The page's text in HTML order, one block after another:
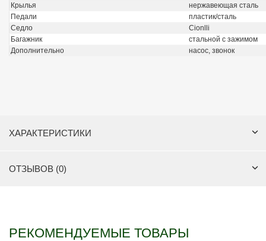
Крылья
нержавеющая сталь
Педали
пластик/сталь
Седло
Cionlli
Багажник
стальной с зажимом
Дополнительно
насос, звонок
ХАРАКТЕРИСТИКИ
ОТЗЫВОВ (0)
РЕКОМЕНДУЕМЫЕ ТОВАРЫ